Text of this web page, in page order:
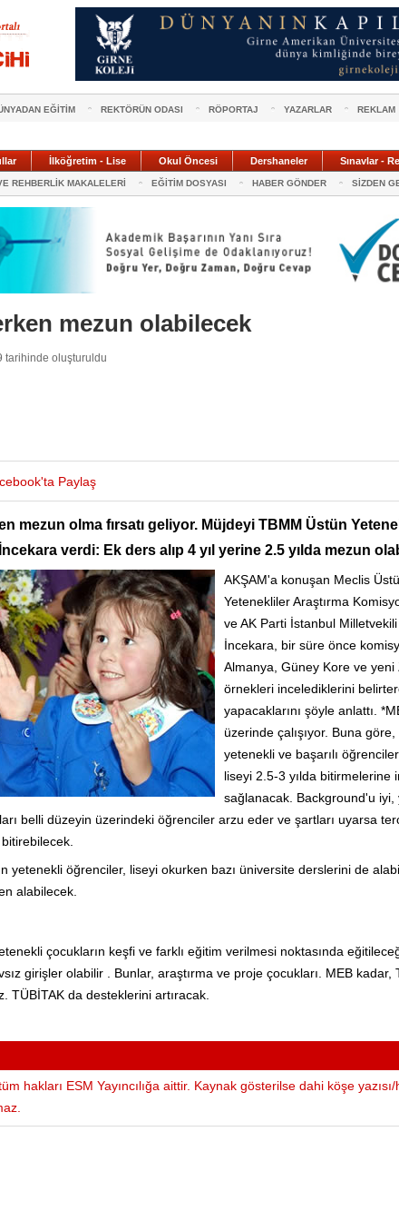
EĞİTİM REKTÖRÜN ODASI RÖPORTAJ YAZARLAR REKLAM
İlköğretim - Lise Okul Öncesi Dershaneler Sınavlar -
REHBERLİK MAKALELERİ EĞİTİM DOSYASI HABER GÖNDER SİZDEN
mezun olabilecek
tarihinde oluşturuldu
Paylaş
mezun olma fırsatı geliyor. Müjdeyi TBMM Üstün
verdi: Ek ders alıp 4 yıl yerine 2.5 yılda mezun
AKŞAM'a konuşan Meclis
Yetenekliler Araştırma
ve AK Parti İstanbul
İncekara, bir süre önce
Almanya, Güney Kore ve yeni
örnekleri incelediklerini
yapacaklarını şöyle anlattı.
üzerinde çalışıyor. Buna göre,
yetenekli ve başarılı
liseyi 2.5-3 yılda bitirmelerine
sağlanacak. Background'u iyi,
belli düzeyin üzerindeki öğrenciler arzu eder ve şartları uyarsa
yetenekli öğrenciler, liseyi okurken bazı üniversite derslerini de
alabilecek.
çocukların keşfi ve farklı eğitim verilmesi noktasında
girişler olabilir
. Bunlar, araştırma ve proje çocukları. MEB kadar,
TÜBİTAK da desteklerini artıracak.
hakları ESM Yayıncılığa aittir. Kaynak gösterilse dahi köşe